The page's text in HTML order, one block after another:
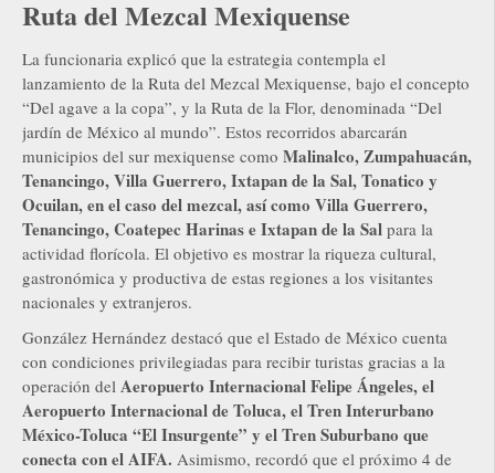
Ruta del Mezcal Mexiquense
La funcionaria explicó que la estrategia contempla el
lanzamiento de la Ruta del Mezcal Mexiquense, bajo el concepto
“Del agave a la copa”, y la Ruta de la Flor, denominada “Del
jardín de México al mundo”. Estos recorridos abarcarán
municipios del sur mexiquense como Malinalco, Zumpahuacán,
Tenancingo, Villa Guerrero, Ixtapan de la Sal, Tonatico y
Ocuilan, en el caso del mezcal, así como Villa Guerrero,
Tenancingo, Coatepec Harinas e Ixtapan de la Sal para la
actividad florícola. El objetivo es mostrar la riqueza cultural,
gastronómica y productiva de estas regiones a los visitantes
nacionales y extranjeros.
González Hernández destacó que el Estado de México cuenta
con condiciones privilegiadas para recibir turistas gracias a la
operación del Aeropuerto Internacional Felipe Ángeles, el
Aeropuerto Internacional de Toluca, el Tren Interurbano
México-Toluca “El Insurgente” y el Tren Suburbano que
conecta con el AIFA. Asimismo, recordó que el próximo 4 de